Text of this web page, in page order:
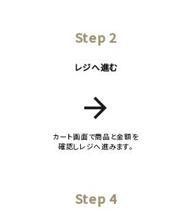
Step 2
レジへ進む
arrow_forward
カート画面で商品と金額を
確認しレジへ進みます。
Step 4